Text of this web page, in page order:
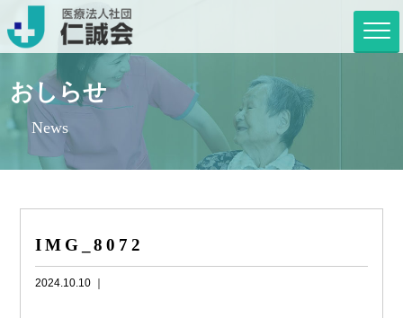
おしらせ
News
IMG_8072
2024.10.10 ｜